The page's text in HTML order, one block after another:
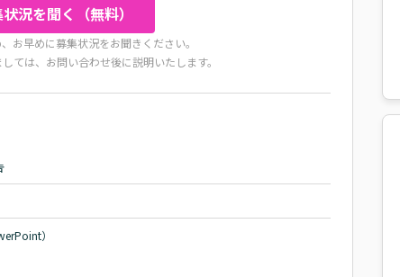
況を聞く（無料）
お早めに募集状況をお聞きください。
ては、お問い合わせ後に説明いたします。
）